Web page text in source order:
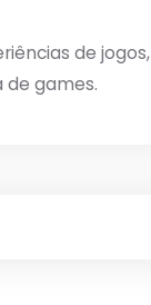
de jogos,
de games.